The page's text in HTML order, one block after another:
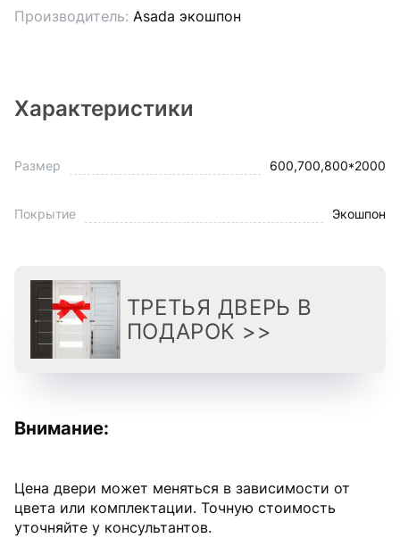
Производитель: Asada экошпон
Характеристики
Размер 600,700,800*2000
Покрытие Экошпон
ТРЕТЬЯ ДВЕРЬ В
ПОДАРОК >>
Внимание:
Цена двери может меняться в зависимости от
цвета или комплектации. Точную стоимость
уточняйте у консультантов.